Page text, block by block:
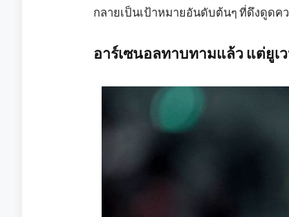
กลายเป็นเป้าหมายอันดับต้นๆ ที่ดึงดูดค
อาร์เซนอลทาบทามแล้ว แต่ยูเ